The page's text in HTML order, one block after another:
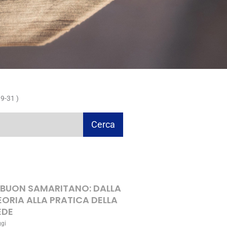
31 )
Cerca
SAMARITANO: DALLA
ALLA PRATICA DELLA